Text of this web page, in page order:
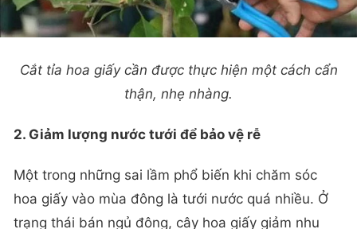
Cắt tỉa hoa giấy cần được thực hiện một cách cẩn
thận, nhẹ nhàng.
2. Giảm lượng nước tưới để bảo vệ rễ
Một trong những sai lầm phổ biến khi chăm sóc
hoa giấy vào mùa đông là tưới nước quá nhiều. Ở
trạng thái bán ngủ đông, cây hoa giấy giảm nhu